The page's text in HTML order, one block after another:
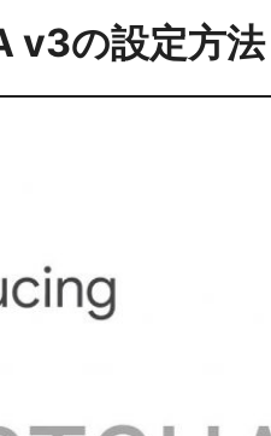
v3の設定方法